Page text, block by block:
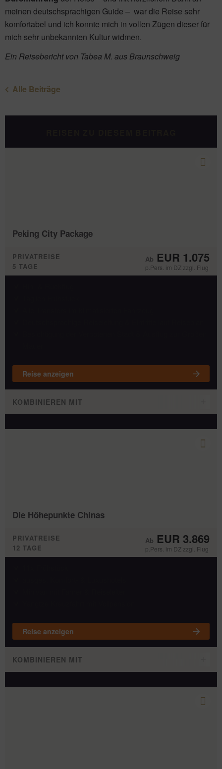
meinen deutschsprachigen Guide – war die Reise sehr
komfortabel und ich konnte mich in vollen Zügen dieser für
mich sehr unbekannten Kultur widmen.
Ein Reisebericht von Tabea M. aus Braunschweig
Alle Beiträge
Peking City Package
PRIVATREISE
5 TAGE
EUR 1.075
p.Pers. im DZ zzgl. Flug
Reise anzeigen
KOMBINIEREN MIT
Die Höhepunkte Chinas
PRIVATREISE
12 TAGE
EUR 3.869
p.Pers. im DZ zzgl. Flug
Reise anzeigen
KOMBINIEREN MIT